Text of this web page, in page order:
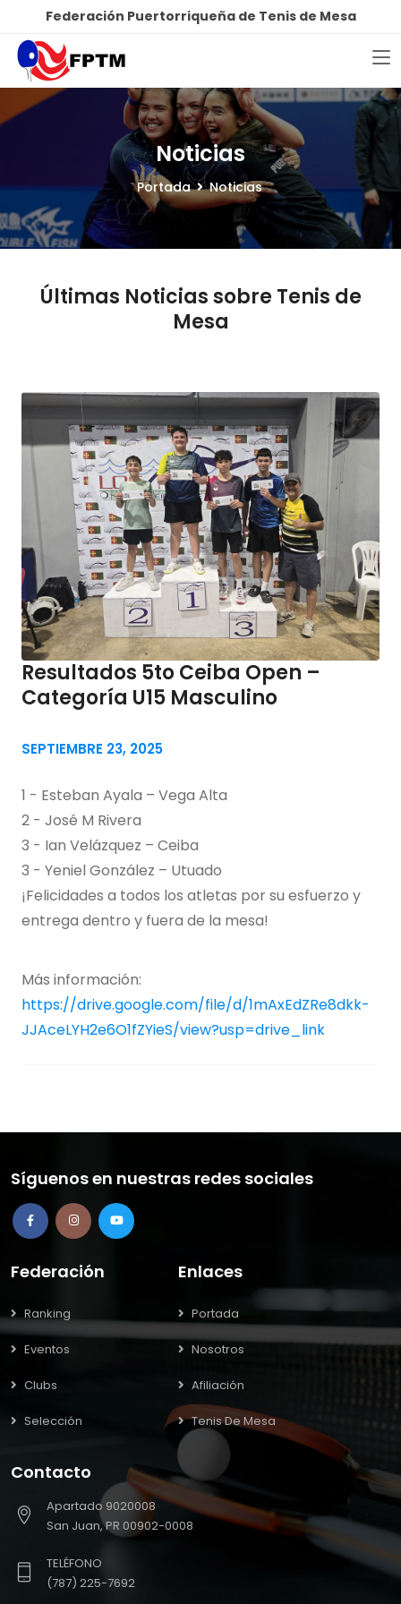
Federación Puertorriqueña de Tenis de Mesa
Noticias
Portada Noticias
Últimas Noticias sobre Tenis de
Mesa
Resultados 5to Ceiba Open –
Categoría U15 Masculino
SEPTIEMBRE 23, 2025
1 - Esteban Ayala – Vega Alta
2 - José M Rivera
3 - Ian Velázquez – Ceiba
3 - Yeniel González – Utuado
¡Felicidades a todos los atletas por su esfuerzo y
entrega dentro y fuera de la mesa!
Más información:
https://drive.google.com/file/d/1mAxEdZRe8dkk-
JJAceLYH2e6O1fZYieS/view?usp=drive_link
Síguenos en nuestras redes sociales
Federación
Ranking
Eventos
Clubs
Selección
Enlaces
Portada
Nosotros
Afiliación
Tenis De Mesa
Contacto
Apartado 9020008
San Juan, PR 00902-0008
TELÉFONO
(787) 225-7692